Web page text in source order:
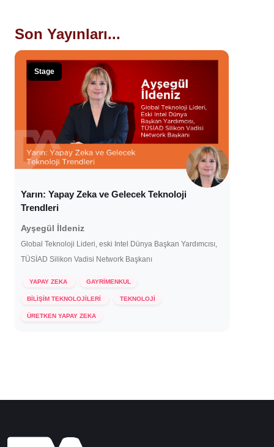
Son Yayınları...
Stage
Yarın: Yapay Zeka ve Gelecek Teknoloji
Trendleri
Ayşegül İldeniz
Global Teknoloji Lideri, eski Intel Dünya Başkan Yardımcısı,
TÜSİAD Silikon Vadisi Network Başkanı
YAPAY ZEKA GAYRİMENKUL
BİLİŞİM TEKNOLOJİLERİ TEKNOLOJİ
ÜRETKEN YAPAY ZEKA